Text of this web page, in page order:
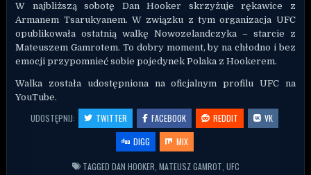
W najbliższą sobotę Dan Hooker skrzyżuje rękawice z
Armanem Tsarukyanem. W związku z tym organizacja UFC
opublikowała ostatnią walkę Nowozelandczyka – starcie z
Mateuszem Gamrotem. To dobry moment, by na chłodno i bez
emocji przypomnieć sobie pojedynek Polaka z Hookerem.
Walka została udostępniona na oficjalnym profilu UFC na
YouTube.
UDOSTĘPNIJ: TWITTER FACEBOOK REDDIT
VK
DIGG
MIX
TAGGED DAN HOOKER MATEUSZ GAMROT UFC